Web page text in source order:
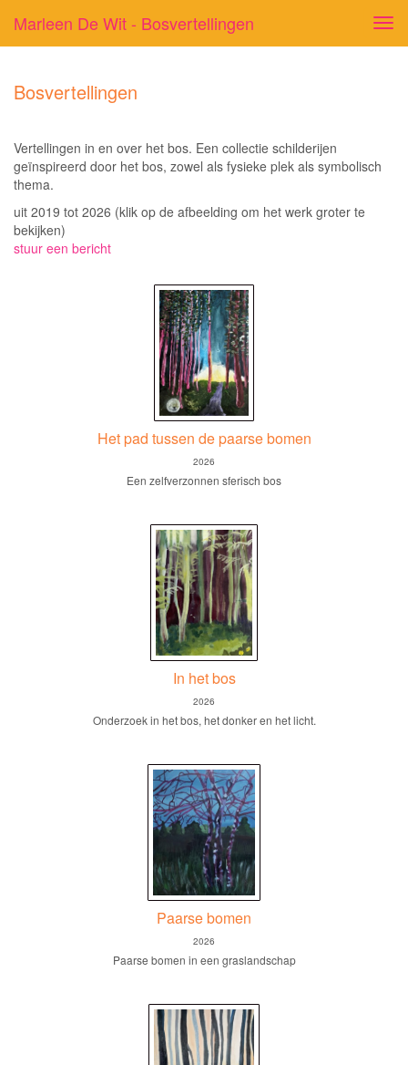
Marleen De Wit - Bosvertellingen
Bosvertellingen
Vertellingen in en over het bos. Een collectie schilderijen
geïnspireerd door het bos, zowel als fysieke plek als symbolisch
thema.
uit 2019 tot 2026 (klik op de afbeelding om het werk groter te
bekijken)
stuur een bericht
Het pad tussen de paarse bomen
2026
Een zelfverzonnen sferisch bos
In het bos
2026
Onderzoek in het bos, het donker en het licht.
Paarse bomen
2026
Paarse bomen in een graslandschap